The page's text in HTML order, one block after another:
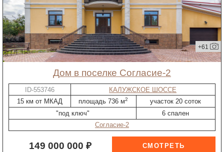
+61
дом в поселке Согласие-2
ID-553746
КАЛУЖСКОЕ ШОССЕ
15 км от МКАД
площадь 736 м2
участок 20 соток
"под ключ"
6 спален
Согласие-2
149 000 000 ₽